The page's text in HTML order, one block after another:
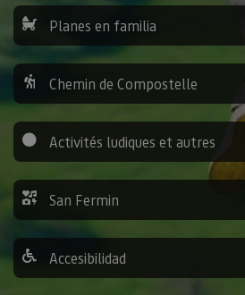
Planes en familia
Chemin de Compostelle
Activités ludiques et autres
San Fermin
Accesibilidad